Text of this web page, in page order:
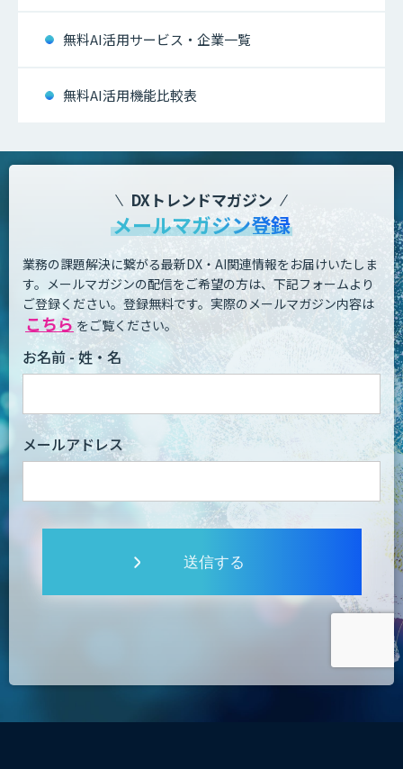
無料AI活用サービス・企業一覧
無料AI活用機能比較表
DXトレンドマガジン
メールマガジン登録
業務の課題解決に繋がる最新DX・AI関連情報をお届けいたしま
す。 メールマガジンの配信をご希望の方は、下記フォームより
ご登録ください。登録無料です。 実際のメールマガジン内容は
こちら をご覧ください。
お名前 - 姓・名
メールアドレス
送信する